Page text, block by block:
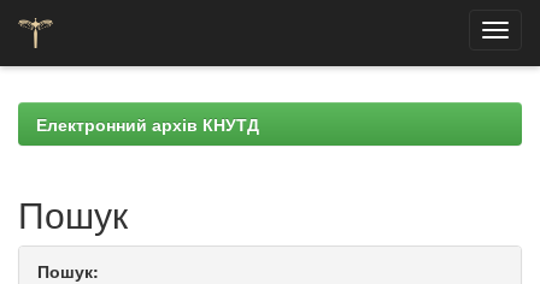
navigationЕлектронний архів КНУТД
Пошук
Пошук: